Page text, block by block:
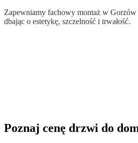
Zapewniamy fachowy montaż w
dbając o estetykę, szczelność i trwałość.
Poznaj cenę drzwi do